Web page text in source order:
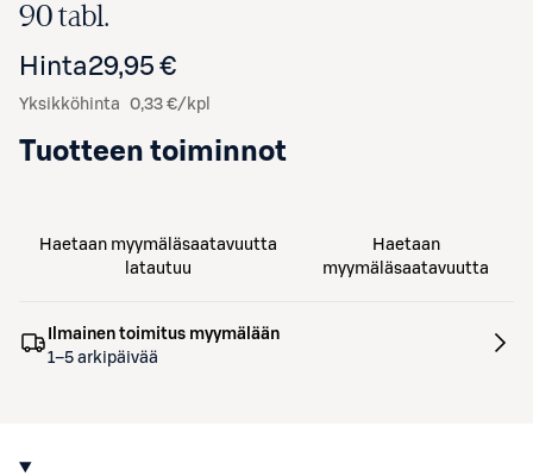
90 tabl.
Hinta29,95 €
Yksikköhinta 0,33 €/kpl
Tuotteen toiminnot
Haetaan myymäläsaatavuutta
latautuu
Haetaan
myymäläsaatavuutta
Ilmainen toimitus myymälään
1–5 arkipäivää